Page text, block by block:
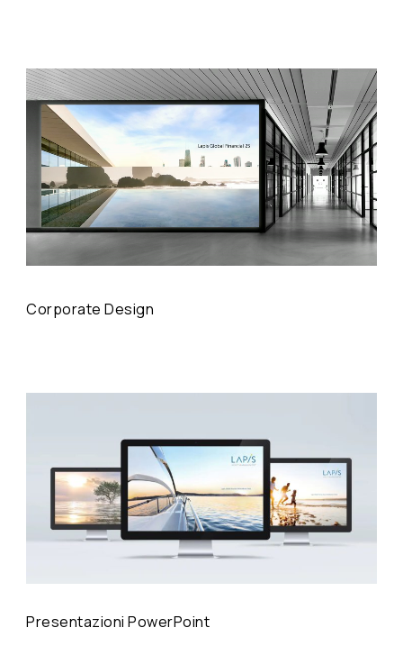
Corporate Design
Presentazioni PowerPoint